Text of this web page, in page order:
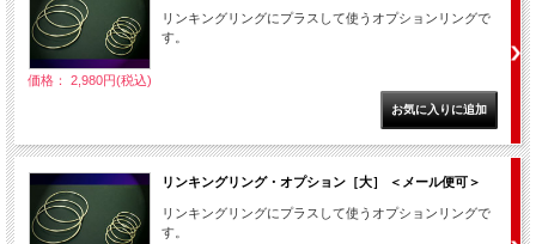
リンキングリングにプラスして使うオプションリングで
す。
価格： 2,980円(税込)
リンキングリング・オプション［大］ ＜メール便可＞
リンキングリングにプラスして使うオプションリングで
す。